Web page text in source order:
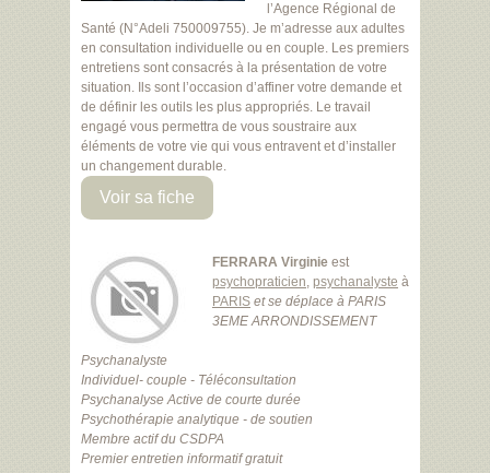
l’Agence Régional de
Santé (N°Adeli 750009755). Je m’adresse aux adultes
en consultation individuelle ou en couple. Les premiers
entretiens sont consacrés à la présentation de votre
situation. Ils sont l’occasion d’affiner votre demande et
de définir les outils les plus appropriés. Le travail
engagé vous permettra de vous soustraire aux
éléments de votre vie qui vous entravent et d’installer
un changement durable.
Voir sa fiche
FERRARA Virginie est
psychopraticien, psychanalyste à
PARIS et se déplace à PARIS
3EME ARRONDISSEMENT
Psychanalyste
Individuel- couple - Téléconsultation
Psychanalyse Active de courte durée
Psychothérapie analytique - de soutien
Membre actif du CSDPA
Premier entretien informatif gratuit